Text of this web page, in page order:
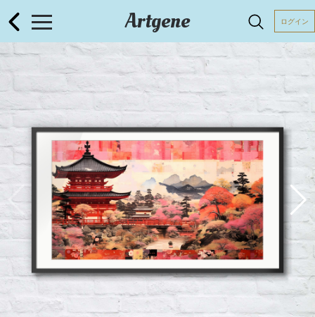
Artgene ログイン